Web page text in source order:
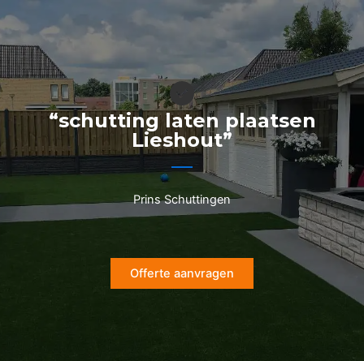
naar
de
inhoud
“schutting laten plaatsen
Lieshout”
Prins Schuttingen
Offerte aanvragen